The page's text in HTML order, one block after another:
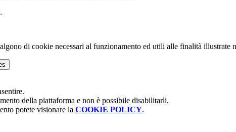
di cookie necessari al funzionamento ed utili alle finalità illustrate
della piattaforma e non è possibile disabilitarli.
potete visionare la COOKIE POLICY.